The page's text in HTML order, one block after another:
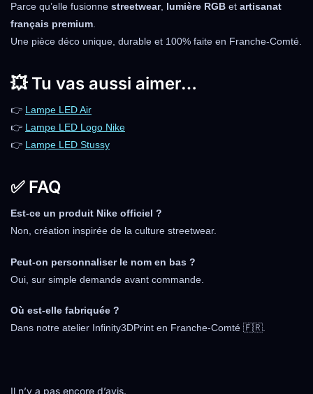
Parce qu’elle fusionne streetwear, lumière RGB et artisanat
français premium
Une pièce déco unique, durable et 100% faite en Franche-Comté.
💥 Tu vas aussi aimer…
👉 Lampe LED Air
👉 Lampe LED Logo Nike
👉 Lampe LED Stussy
✅ FAQ
Est-ce un produit Nike officiel ?
Non, création inspirée de la culture streetwear.
Peut-on personnaliser le nom en bas ?
Oui, sur simple demande avant commande.
Où est-elle fabriquée ?
Dans notre atelier Infinity3DPrint en Franche-Comté 🇫🇷.
Il n’y a pas encore d’avis.